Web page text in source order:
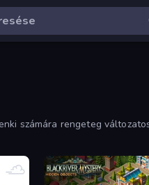
számára rengeteg